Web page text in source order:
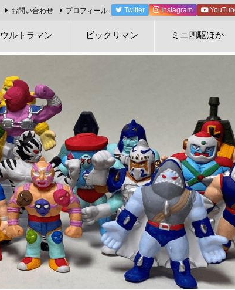
ウルトラマン ビックリマン ミニ四駆ほか
お問い合わせ プロフィール Twitter Instagram